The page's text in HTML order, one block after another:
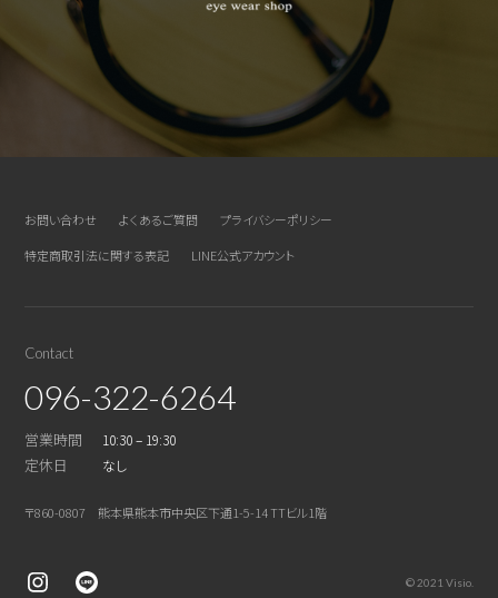
お問い合わせ よくあるご質問
プライバシーポリシー
特定商取引法に関する表記
LINE公式アカウント
Contact
096-322-6264
営業時間 10:30 – 19:30
定休日 なし
〒860-0807 熊本県熊本市中央区下通1-5-14 TTビル1階
© 2021 Visio.